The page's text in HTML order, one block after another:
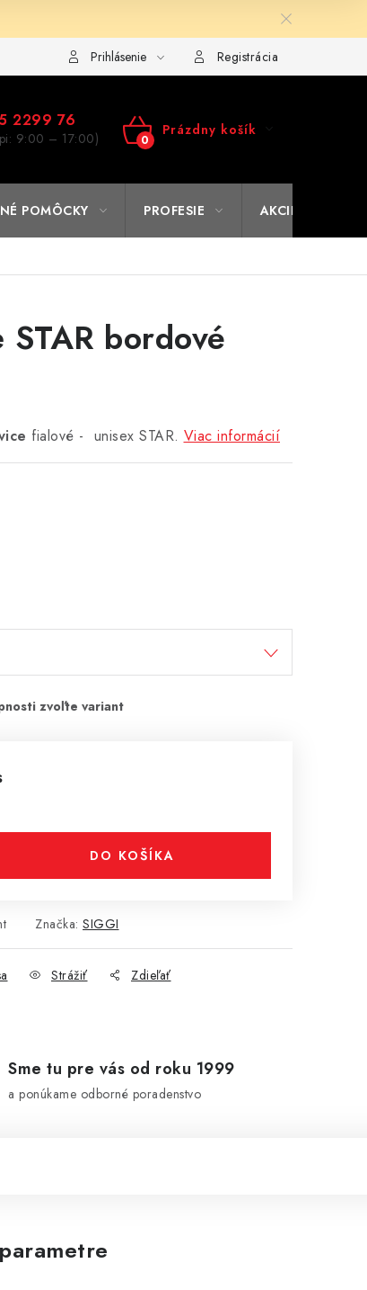
výmenu tovaru Kto sme Reklamačný poriadok
Prihlásenie Registrácia
2299 76
9:00 – 17:00)
NÁKUPNÝ
Prázdny košík
POMÔCKY PROFESIE AKCIE
bordové
fialové - unisex STAR. Viac informácií
DO KOŠÍKA
Značka: SIGGI
Strážiť Zdieľať
Sme tu pre vás od roku 1999
a ponúkame odborné poradenstvo